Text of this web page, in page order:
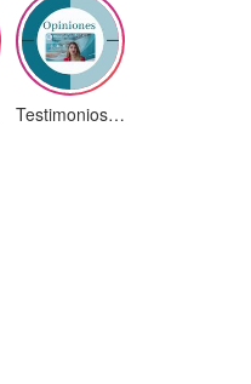
Testimonios Alumnos